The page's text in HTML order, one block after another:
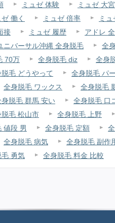
ミュゼ 体験 ミュゼ 大
ゼ 働く ミュゼ 倍率 ミ
接 ミュゼ 履歴 アドレ
ニバーサル沖縄 全身脱毛 全
70万 全身脱毛 diz 全身
毛 どうやって 全身脱毛 パ
全身脱毛 ワックス 全身脱毛
身脱毛 群馬 安い 全身脱毛 口
脱毛 松山市 全身脱毛 上野
値段 男 全身脱毛 定額
全身脱毛 病気 全身脱毛 副作
勇気 全身脱毛 料金 比較